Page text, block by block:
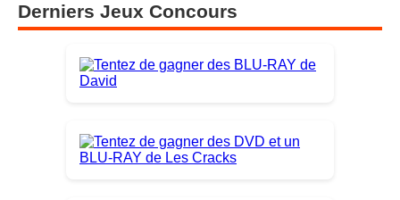
Derniers Jeux Concours